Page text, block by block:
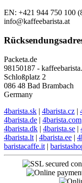
EN: +421 944 750 100
info@kaffeebarista.at
Packeta.de
98150187 -
Schloßplatz 2
086 48 Bad Brambach
Germany
4barista.sk | 4barista.cz |
4barista.de | 4barista.com
4barista.dk | 4barista.se |
4barista.lt | 4barista.ee |
baristacaffe.it |